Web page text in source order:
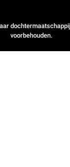
voorbehouden.